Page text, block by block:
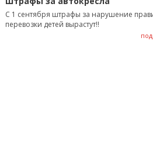
С 1 сентября штрафы за нарушение
перевозки детей вырастут!!